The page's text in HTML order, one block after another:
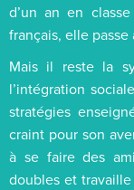
d’un an en
français, elle passe
Mais il reste la
l’intégration
stratégies
craint pour son
à se faire des
doubles et